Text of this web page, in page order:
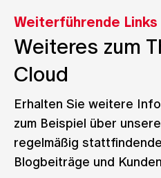
Weiterführende Links
Weiteres zum
Cloud
Erhalten Sie weitere
zum Beispiel über
regelmäßig
Blogbeiträge und